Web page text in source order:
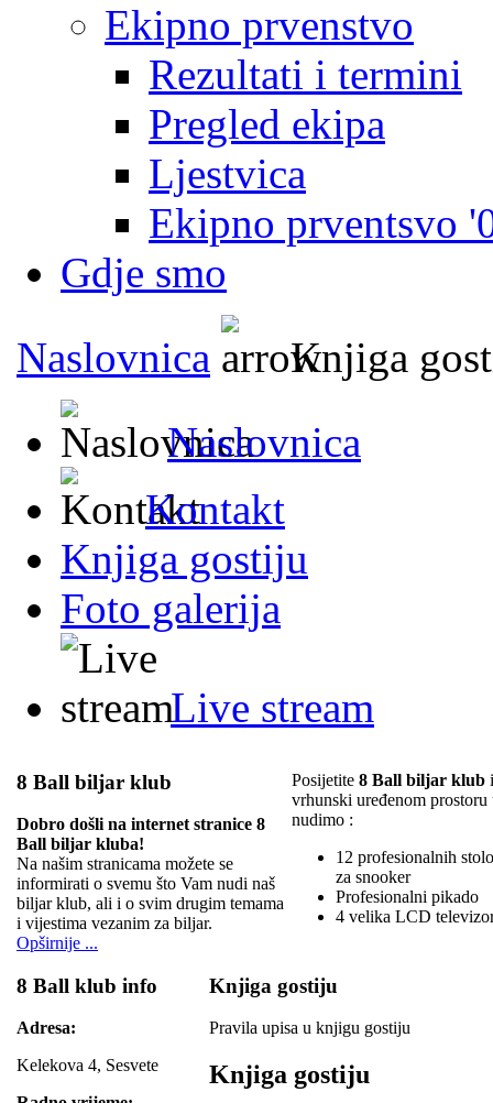
Ekipno prvenstvo
Rezultati i termini
Pregled ekipa
Ljestvica
Ekipno prventsvo
Gdje smo
Naslovnica
Knjiga
Naslovnica
Kontakt
Knjiga gostiju
Foto galerija
Live stream
8 Ball biljar klub
Dobro došli na internet stranice 8
Ball biljar kluba!
Na našim stranicama možete se
informirati o svemu što Vam nudi naš
biljar klub, ali i o svim drugim temama
i vijestima vezanim za biljar.
Opširnije ...
Posijetite 8 Ball biljar klub
vrhunski uređenom
nudimo :
12 profesionalnih
za snooker
Profesionalni pikado
4 velika LCD
8 Ball klub info
Adresa:
Kelekova 4, Sesvete
Knjiga gostiju
Pravila upisa u knjigu gostiju
Knjiga gostiju